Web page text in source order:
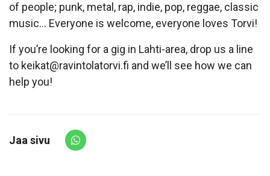
of people; punk, metal, rap, indie, pop, reggae, classic
music… Everyone is welcome, everyone loves Torvi!
If you’re looking for a gig in Lahti-area, drop us a line
to keikat@ravintolatorvi.fi and we’ll see how we can
help you!
Jaa sivu
Share via Whatsapp